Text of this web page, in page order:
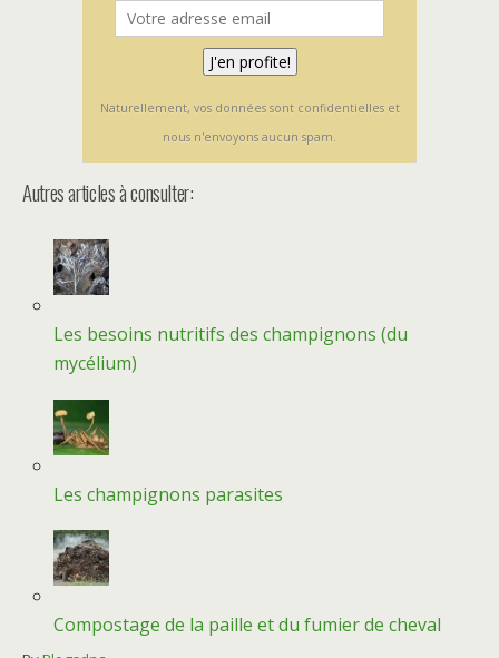
Naturellement, vos données sont confidentielles et
nous n'envoyons aucun spam.
Autres articles à consulter:
Les besoins nutritifs des champignons (du
mycélium)
Les champignons parasites
Compostage de la paille et du fumier de cheval